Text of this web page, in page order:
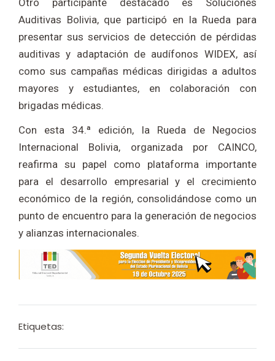
Auditivas Bolivia, que participó en la Rueda para
presentar sus servicios de detección de pérdidas
auditivas y adaptación de audífonos WIDEX, así
como sus campañas médicas dirigidas a adultos
mayores y estudiantes, en colaboración con
brigadas médicas.
Con esta 34.ª edición, la Rueda de Negocios
Internacional Bolivia, organizada por CAINCO,
reafirma su papel como plataforma importante
para el desarrollo empresarial y el crecimiento
económico de la región, consolidándose como un
punto de encuentro para la generación de negocios
y alianzas internacionales.
Etiquetas: